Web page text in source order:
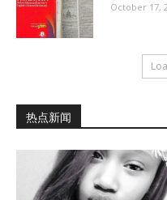
October 17,
热点新闻